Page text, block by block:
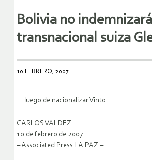
Bolivia no
transnacional suiza
10 FEBRERO, 2007
… luego de nacionalizar Vinto
CARLOS VALDEZ
10 de febrero de 2007
– Associated Press LA PAZ –